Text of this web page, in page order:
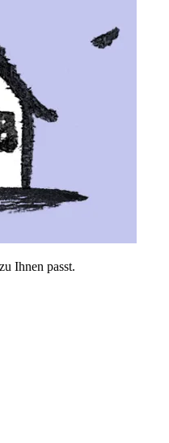
Ihnen passt.